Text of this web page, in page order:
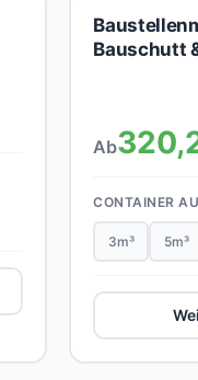
Bauschutt
Ab
CONTAINER
3m³ 5m³